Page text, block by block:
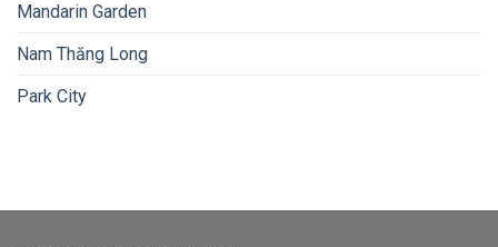
Mandarin Garden
Nam Thăng Long
Park City